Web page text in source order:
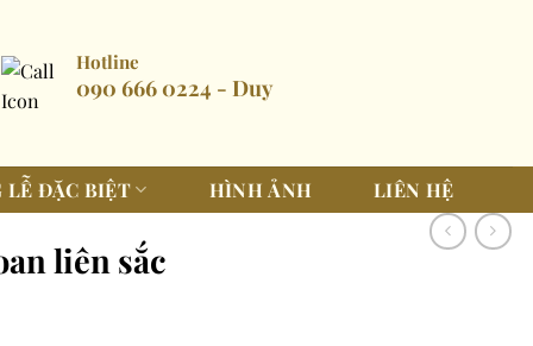
Hotline
090 666 0224 - Duy
LỄ ĐẶC BIỆT HÌNH ẢNH LIÊN HỆ
liên sắc